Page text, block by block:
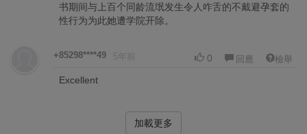
书期间与上百个同龄流氓发生令人咋舌的不戴避孕套的
性行为为此她遭学院开除。
+85298****49 5年前 0 回應 檢舉
Excellent
加載更多